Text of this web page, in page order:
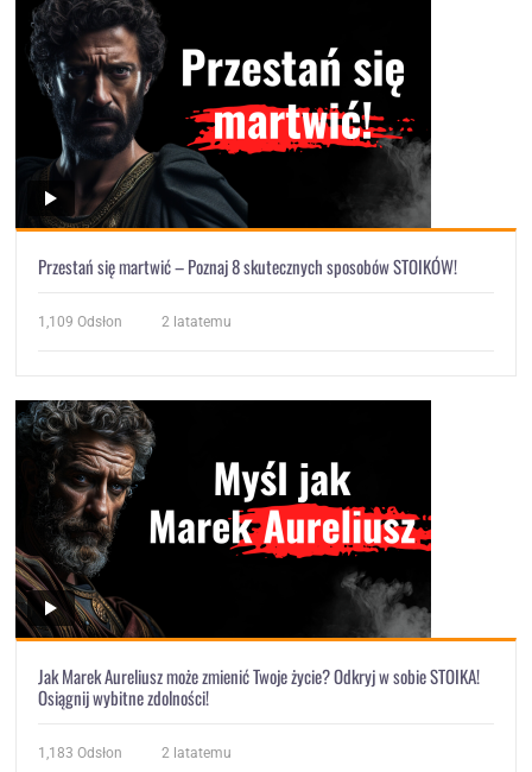
Przestań się martwić – Poznaj 8 skutecznych sposobów STOIKÓW!
1,109 Odsłon 2 latatemu
Jak Marek Aureliusz może zmienić Twoje życie? Odkryj w sobie STOIKA!
Osiągnij wybitne zdolności!
1,183 Odsłon 2 latatemu